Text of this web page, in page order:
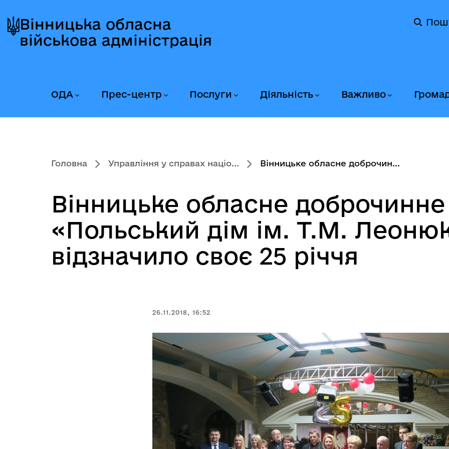
до
головного
до
головного
вмісту
до
головного
колонтитула
Вінницька обласна
військова адміністрація
ОДА Прес-центр Послуги Діяльність Важливо
Головна Управління у справах націо... Вінницьке обласне доброчин...
Вінницьке обласне
«Польський дім ім. Т.М.
відзначило своє 25 річчя
26.11.2018, 16:52